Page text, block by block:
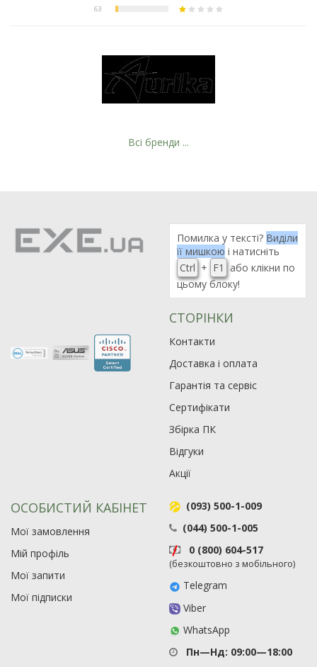
Рейтинг EXE.ua:4.6
Всі бренди ...
Помилка у тексті? Виділи
її мишкою і натисніть
Ctrl + F1
або клікни по
цьому блоку!
СТОРІНКИ
Контакти
Доставка і оплата
Гарантія та сервіс
Сертифікати
Збірка ПК
Відгуки
Акції
ОСОБИСТИЙ КАБІНЕТ
Мої замовлення
Мій профіль
Мої запити
Мої підписки
(093) 500-1-009
(044) 500-1-005
0 (800) 604-517
(безкоштовно з мобільного)
Telegram
Viber
WhatsApp
Пн—Нд: 09:00—18:00